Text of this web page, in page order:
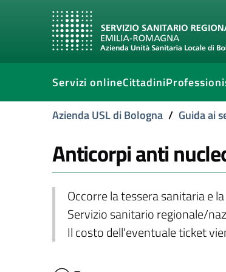
Servizi onlineCittadini
Azienda USL di Bologna / Guida ai
Anticorpi anti
Occorre la tessera sanitaria e
Servizio sanitario regionale/
Il costo dell'eventuale ticket